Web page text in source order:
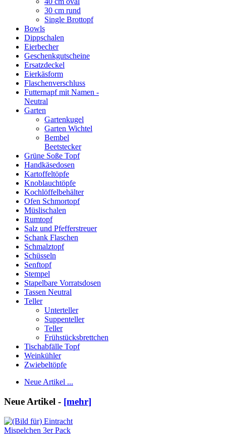
30 cm rund
Single Brottopf
Bowls
Dippschalen
Eierbecher
Geschenkgutscheine
Ersatzdeckel
Eierkäsform
Flaschenverschluss
Futternapf mit Namen -
Neutral
Garten
Gartenkugel
Garten Wichtel
Bembel
Beetstecker
Grüne Soße Topf
Handkäsedosen
Kartoffeltöpfe
Knoblauchtöpfe
Kochlöffelbehälter
Ofen Schmortopf
Müslischalen
Rumtopf
Salz und Pfefferstreuer
Schank Flaschen
Schmalztopf
Schüsseln
Senftopf
Stempel
Stapelbare Vorratsdosen
Tassen Neutral
Teller
Unterteller
Suppenteller
Teller
Frühstücksbrettchen
Tischabfälle Topf
Weinkühler
Zwiebeltöpfe
Neue Artikel ...
Neue Artikel - [mehr]